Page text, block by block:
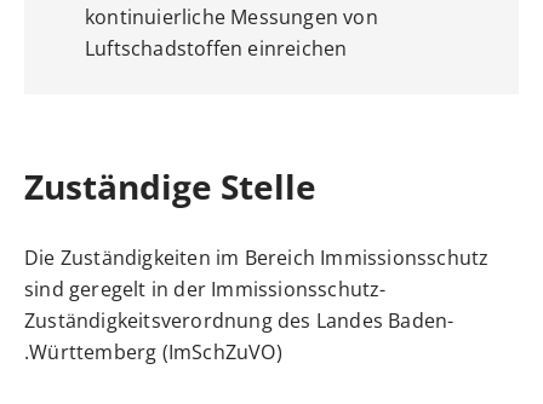
kontinuierliche Messungen von
Luftschadstoffen einreichen
Zuständige Stelle
Die Zuständigkeiten im Bereich Immissionsschutz
sind geregelt in der Immissionsschutz-
Zuständigkeitsverordnung des Landes Baden-
Württemberg (ImSchZuVO).